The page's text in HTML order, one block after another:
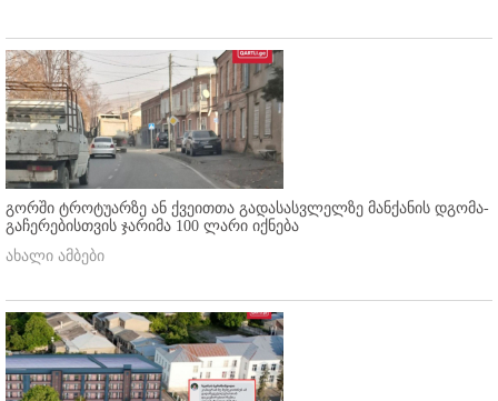
გორში ტროტუარზე ან ქვეითთა გადასასვლელზე მანქანის დგომა-
გაჩერებისთვის ჯარიმა 100 ლარი იქნება
ახალი ამბები